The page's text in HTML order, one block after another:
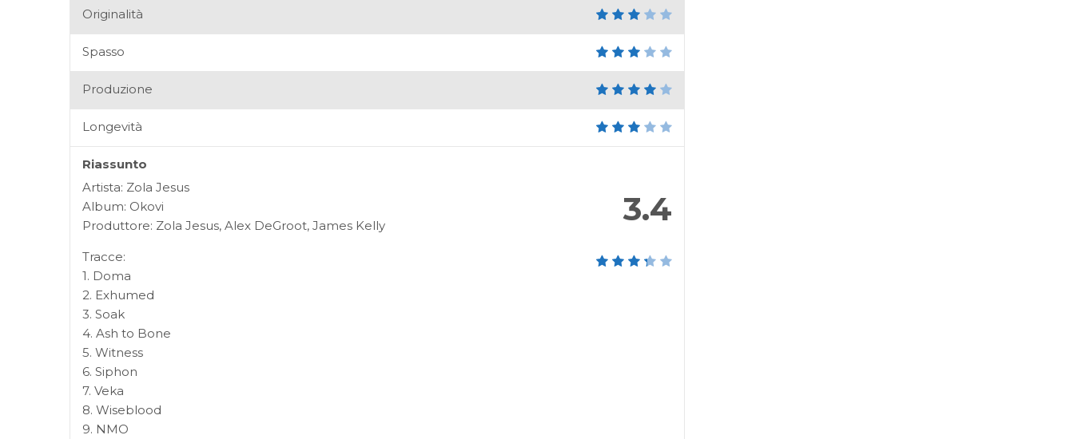
Originalità
Spasso
Produzione
Longevità
3.4
Riassunto
Artista: Zola Jesus
Album: Okovi
Produttore: Zola Jesus, Alex DeGroot, James Kelly
Tracce:
1. Doma
2. Exhumed
3. Soak
4. Ash to Bone
5. Witness
6. Siphon
7. Veka
8. Wiseblood
9. NMO